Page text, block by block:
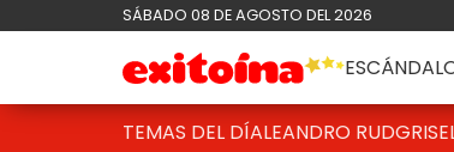
SÁBADO 08 DE AGOSTO DEL 2026
TEMAS DEL DÍALEANDRO RUD